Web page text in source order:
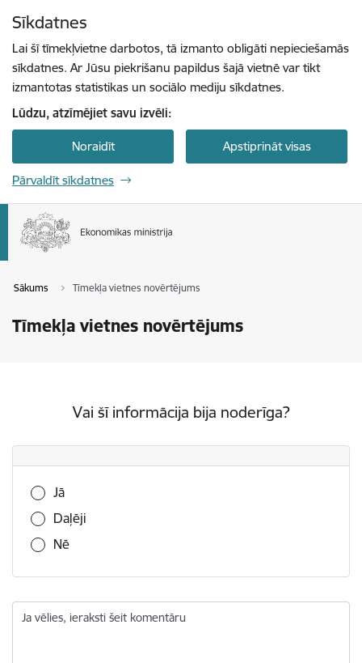
Sīkdatnes
Lai šī tīmekļvietne darbotos, tā izmanto obligāti nepieciešamās
sīkdatnes. Ar Jūsu piekrišanu papildus šajā vietnē var tikt
izmantotas statistikas un sociālo mediju sīkdatnes.
Lūdzu, atzīmējiet savu izvēli:
Noraidīt Apstiprināt visas
Pārvaldīt sīkdatnes
Sākums Tīmekļa vietnes novērtējums
Tīmekļa vietnes novērtējums
Vai šī informācija bija noderīga?
Vai šī informācija bija noderīga?
Jā
Daļēji
Nē
Ja vēlies, ieraksti šeit komentāru